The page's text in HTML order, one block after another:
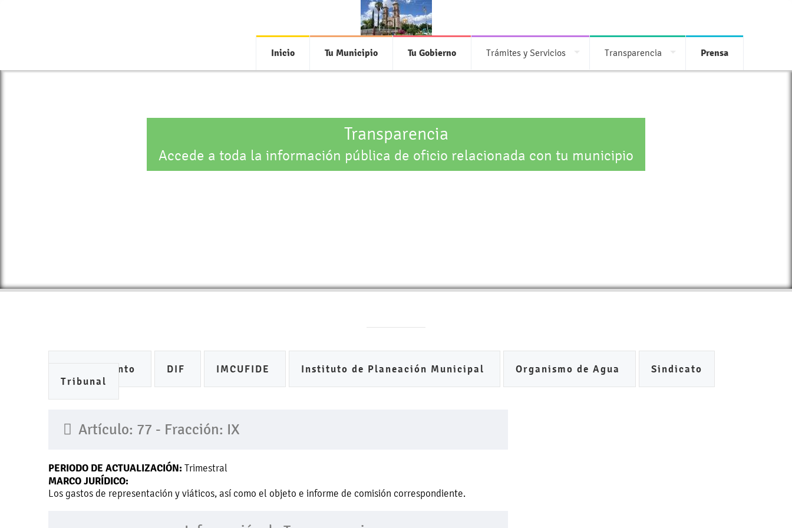
Inicio Tu Municipio Tu Gobierno Trámites y Servicios Transparencia Prensa
Transparencia
Accede a toda la información pública de oficio relacionada con tu municipio
Ayuntamiento DIF IMCUFIDE Instituto de Planeación Municipal Organismo de Agua
Sindicato
Tribunal
Artículo: 77 - Fracción: IX
PERIODO DE ACTUALIZACIÓN: Trimestral
MARCO JURÍDICO:
Los gastos de representación y viáticos, así como el objeto e informe de comisión correspondiente.